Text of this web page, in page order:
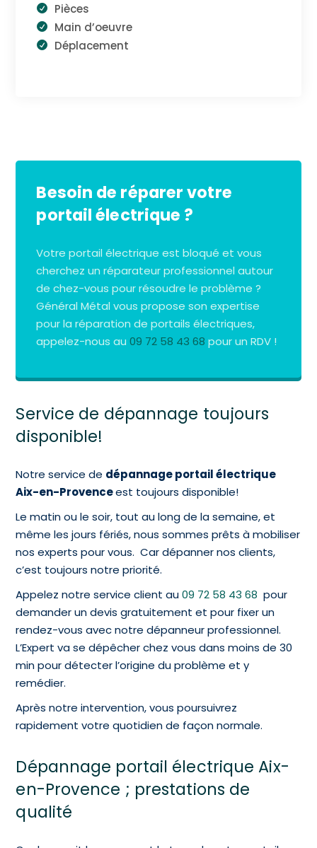
Pièces
Main d’oeuvre
Déplacement
Besoin de réparer votre
portail électrique ?
Votre portail électrique est bloqué et vous
cherchez un réparateur professionnel autour
de chez-vous pour résoudre le problème ?
Général Métal vous propose son expertise
pour la réparation de portails électriques,
appelez-nous au09 72 58 43 68 pour un RDV !
Service de dépannage toujours
disponible!
Notre service de dépannage portail électrique
Aix-en-Provenceest toujours disponible!
Le matin ou le soir, tout au long de la semaine, et
même les jours fériés, nous sommes prêts à mobiliser
nos experts pour vous. Car dépanner nos clients,
c’est toujours notre priorité.
Appelez notre service client au09 72 58 43 68 pour
demander un devis gratuitement et pour fixer un
rendez-vous avec notre dépanneur professionnel.
L’Expert va se dépêcher chez vous dans moins de 30
min pour détecter l’origine du problème et y
remédier.
Après notre intervention, vous poursuivrez
rapidement votre quotidien de façon normale.
Dépannage portail électrique Aix-
en-Provence ; prestations de
qualité